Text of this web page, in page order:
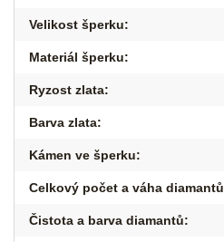
Velikost šperku:
Materiál šperku:
Ryzost zlata:
Barva zlata:
Kámen ve šperku:
Celkový počet a váha diamantů
Čistota a barva diamantů: